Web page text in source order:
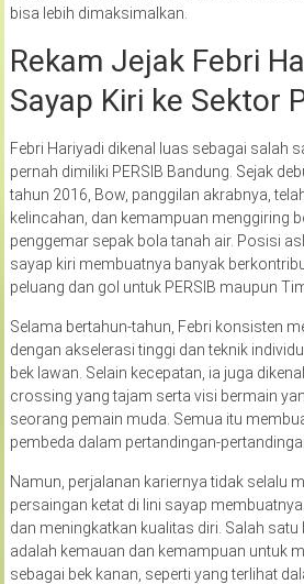
bisa lebih dimaksimalkan.
Rekam Jejak Febri
Sayap Kiri ke Sektor
Febri Hariyadi dikenal luas sebagai salah
pernah dimiliki PERSIB Bandung. Sejak
tahun 2016, Bow, panggilan akrabnya,
kelincahan, dan kemampuan menggiring
penggemar sepak bola tanah air. Posisi
sayap kiri membuatnya banyak
peluang dan gol untuk PERSIB maupun
Selama bertahun-tahun, Febri konsisten
dengan akselerasi tinggi dan teknik
bek lawan. Selain kecepatan, ia juga
crossing yang tajam serta visi bermain
seorang pemain muda. Semua itu
pembeda dalam pertandingan-
Namun, perjalanan kariernya tidak selalu
persaingan ketat di lini sayap
dan meningkatkan kualitas diri. Salah
adalah kemauan dan kemampuan untuk
sebagai bek kanan, seperti yang terlihat